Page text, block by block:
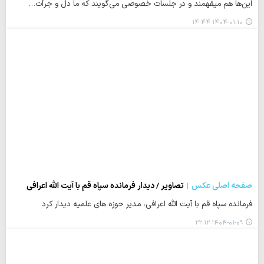
این‌ها هم میفهمند و در جلسات خصوصی می‌گویند که ما دل و جرأت…
۱۴۰۴-۰۱-۱۰ ۱۴:۴۴
صفحه اصلی عکس
تصاویر / دیدار فرمانده سپاه قم با آیت الله اعرافی
فرمانده سپاه قم با آیت الله اعرافی، مدیر حوزه های علمیه دیدار کرد.
۱۴۰۴-۰۱-۰۹ ۲۲:۱۲